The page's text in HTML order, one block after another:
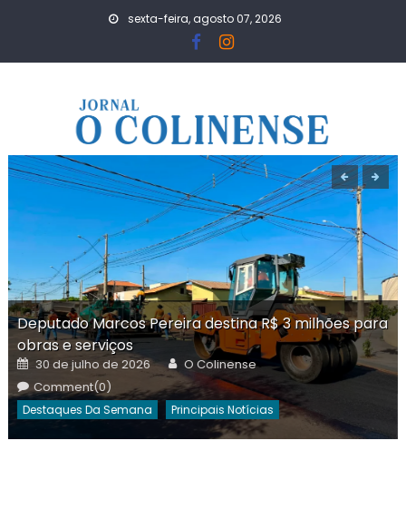
sexta-feira, agosto 07, 2026
Deputado Marcos Pereira destina R$ 3 milhões para
obras e serviços
Posted
on
30 de julho de 2026 Author
O Colinense
Comment(0)
Destaques Da Semana Principais Notícias